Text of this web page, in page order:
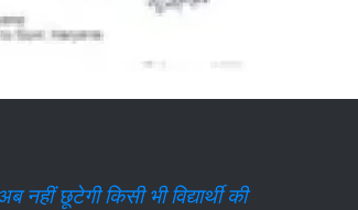
छूटेगी किसी भी विद्यार्थी की